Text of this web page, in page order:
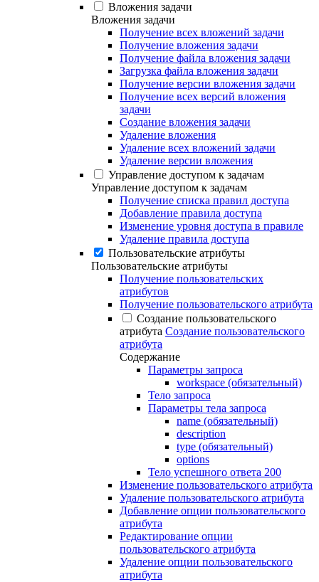
Вложения задачи
Вложения задачи
Получение всех вложений задачи
Получение вложения задачи
Получение файла вложения задачи
Загрузка файла вложения задачи
Получение версии вложения задачи
Получение всех версий вложения
задачи
Создание вложения задачи
Удаление вложения
Удаление всех вложений задачи
Удаление версии вложения
Управление доступом к задачам
Управление доступом к задачам
Получение списка правил доступа
Добавление правила доступа
Изменение уровня доступа в правиле
Удаление правила доступа
Пользовательские атрибуты
Пользовательские атрибуты
Получение пользовательских
атрибутов
Получение пользовательского атрибута
Создание пользовательского
атрибута Создание пользовательского
атрибута
Содержание
Параметры запроса
workspace (обязательный)
Тело запроса
Параметры тела запроса
name (обязательный)
description
type (обязательный)
options
Тело успешного ответа 200
Изменение пользовательского атрибута
Удаление пользовательского атрибута
Добавление опции пользовательского
атрибута
Редактирование опции
пользовательского атрибута
Удаление опции пользовательского
атрибута